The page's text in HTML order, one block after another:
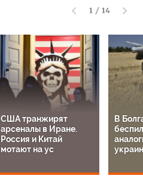
1 / 14
США транжирят
арсеналы в Иране.
Россия и Китай
мотают на ус
В